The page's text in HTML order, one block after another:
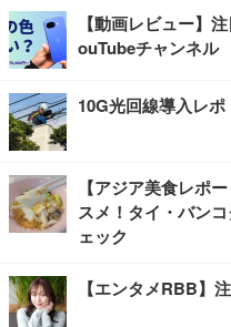
【動画レビュー】
ouTubeチャンネル
10G光回線導入レポ
【アジア美食レポ
スメ！タイ・バン
ェック
【エンタメRBB】